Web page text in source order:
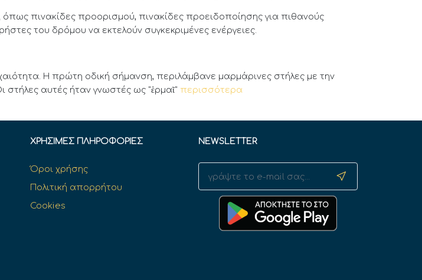
πινακίδες προορισμού, πινακίδες προειδοποίησης για πιθανούς
του δρόμου να εκτελούν συγκεκριμένες ενέργειες.
Η πρώτη οδική σήμανση, περιλάμβανε μαρμάρινες στήλες με την
αυτές ήταν γνωστές ως "ἑρμαῖ" περισσότερα
ΧΡΉΣΙΜΕΣ ΠΛΗΡΟΦΟΡΊΕΣ
Όροι χρήσης
Πολιτική απορρήτου
Cookies
NEWSLETTER